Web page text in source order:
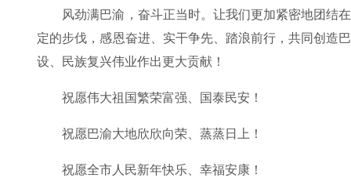
风劲满巴渝，奋斗正当时。让我们更加紧密地团结
定的步伐，感恩奋进、实干争先、踏浪前行，共同创造
设、民族复兴伟业作出更大贡献！
祝愿伟大祖国繁荣富强、国泰民安！
祝愿巴渝大地欣欣向荣、蒸蒸日上！
祝愿全市人民新年快乐、幸福安康！